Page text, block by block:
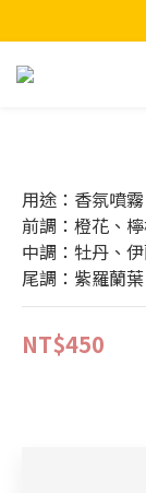
用途：香氛噴霧
前調：橙花、
中調：牡丹、
尾調：紫羅蘭
NT$450